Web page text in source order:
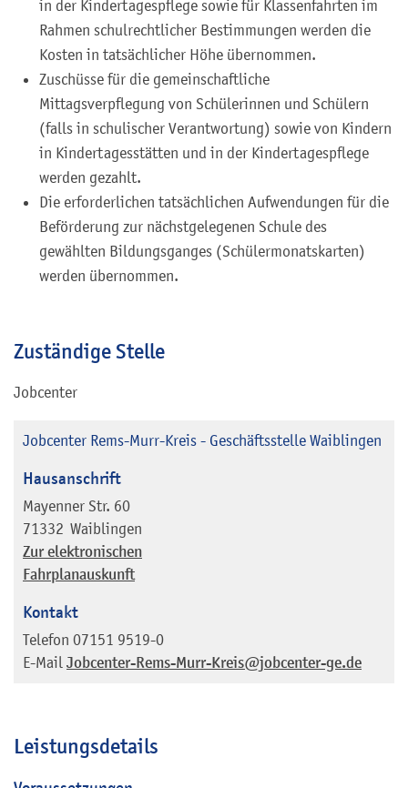
in der Kindertagespflege sowie für Klassenfahrten im
Rahmen schulrechtlicher Bestimmungen werden die
Kosten in tatsächlicher Höhe übernommen.
Zuschüsse für die gemeinschaftliche
Mittagsverpflegung von Schülerinnen und Schülern
(falls in schulischer Verantwortung) sowie von Kindern
in Kindertagesstätten und in der Kindertagespflege
werden gezahlt.
Die erforderlichen tatsächlichen Aufwendungen für die
Beförderung zur nächstgelegenen Schule des
gewählten Bildungsganges (Schülermonatskarten)
werden übernommen.
Zuständige Stelle
Jobcenter
Jobcenter Rems-Murr-Kreis - Geschäftsstelle Waiblingen
Hausanschrift
Mayenner Str. 60
71332 Waiblingen
Zur elektronischen
Fahrplanauskunft
Kontakt
Telefon 07151 9519-0
E-Mail Jobcenter-Rems-Murr-Kreis@jobcenter-ge.de
Leistungsdetails